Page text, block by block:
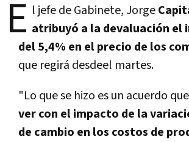
E l jefe de Gabinete, Jorge
atribuyó a la devaluación el
del 5,4% en el precio de los
que regirá desdeel martes.
"Lo que se hizo es un acuerdo que
ver con el impacto de la
de cambio en los costos de